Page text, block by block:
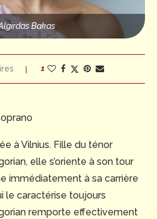
Bakas
1
à Vilnius. Fille du ténor
elle s’oriente à son tour
immédiatement à sa carrière
le caractérise toujours
remporte effectivement